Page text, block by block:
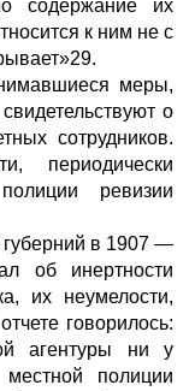
содержание их
к ним не с
меры,
о
сотрудников.
периодически
ревизии
в 1907 —
об инертности
их неумелости,
говорилось:
агентуры ни у
полиции